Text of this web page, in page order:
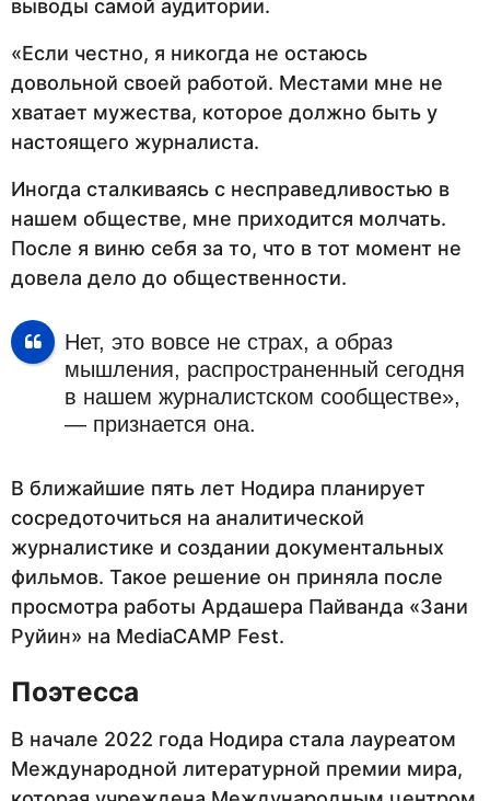
выводы самой аудитории.
«Если честно, я никогда не остаюсь
довольной своей работой. Местами мне не
хватает мужества, которое должно быть у
настоящего журналиста.
Иногда сталкиваясь с несправедливостью в
нашем обществе, мне приходится молчать.
После я виню себя за то, что в тот момент не
довела дело до общественности.
Нет, это вовсе не страх, а образ
мышления, распространенный сегодня
в нашем журналистском сообществе»,
— признается она.
В ближайшие пять лет Нодира планирует
сосредоточиться на аналитической
журналистике и создании документальных
фильмов. Такое решение он приняла после
просмотра работы Ардашера Пайванда «Зани
Руйин» на MediaCAMP Fest.
Поэтесса
В начале 2022 года Нодира стала лауреатом
Международной литературной премии мира,